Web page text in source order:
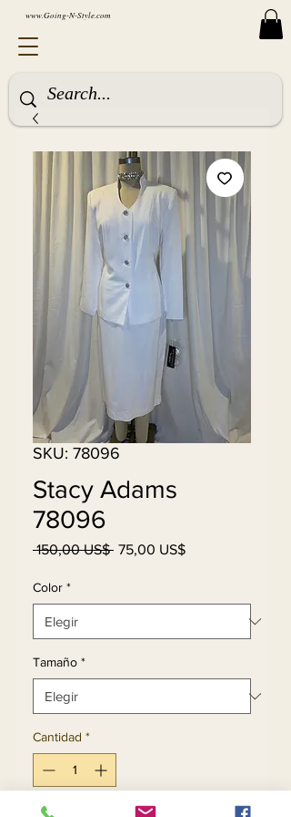
www.Going-N-Style.com
SKU: 78096
Stacy Adams
78096
150,00 US$ Precio
75,00 US$Precio
Color *
Tamaño *
Cantidad *